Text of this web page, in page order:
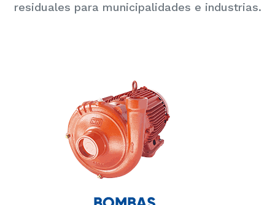
residuales para municipalidades e industrias.